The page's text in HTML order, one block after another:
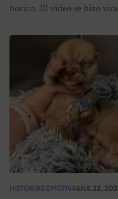
hocico. El video se hizo
HISTORIAS EMOTIVASJUL 22,